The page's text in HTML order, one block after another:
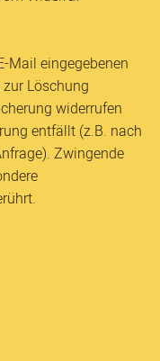
Mail eingegebenen
Löschung
widerrufen
entfällt (z.B. nach
Zwingende